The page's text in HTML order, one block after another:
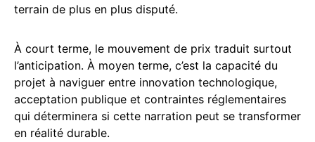
terrain de plus en plus disputé.
À court terme, le mouvement de prix traduit surtout
l’anticipation. À moyen terme, c’est la capacité du
projet à naviguer entre innovation technologique,
acceptation publique et contraintes réglementaires
qui déterminera si cette narration peut se transformer
en réalité durable.